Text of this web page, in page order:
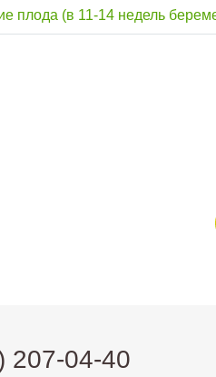
плода (в 11-14 недель
207-04-40